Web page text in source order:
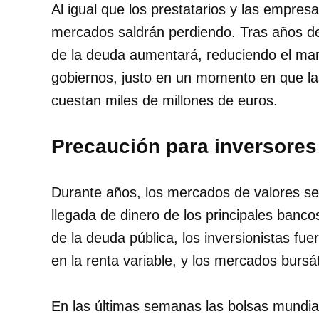
Al igual que los prestatarios y las
mercados saldrán perdiendo. Tras años
de la deuda aumentará, reduciendo el
gobiernos, justo en un momento en que
cuestan miles de millones de euros.
Precaución para inversores
Durante años, los mercados de valores
llegada de dinero de los principales
de la deuda pública, los inversionistas
en la renta variable, y los mercados
En las últimas semanas las bolsas